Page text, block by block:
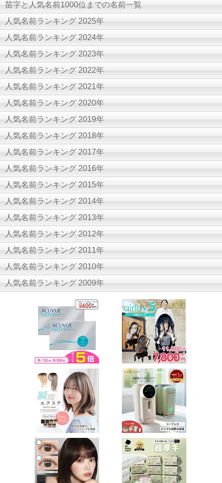
苗字と人気名前1000位までの名前一覧
人気名前ランキング 2025年
人気名前ランキング 2024年
人気名前ランキング 2023年
人気名前ランキング 2022年
人気名前ランキング 2021年
人気名前ランキング 2020年
人気名前ランキング 2019年
人気名前ランキング 2018年
人気名前ランキング 2017年
人気名前ランキング 2016年
人気名前ランキング 2015年
人気名前ランキング 2014年
人気名前ランキング 2013年
人気名前ランキング 2012年
人気名前ランキング 2011年
人気名前ランキング 2010年
人気名前ランキング 2009年